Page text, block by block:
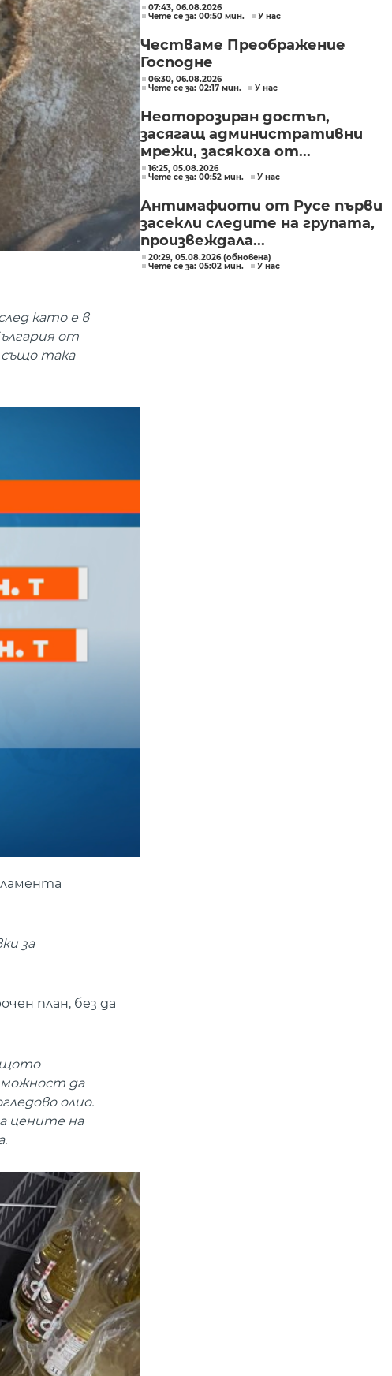
като е в
от
така
за
план, без да
да
олио.
цените на
07:43, 06.08.2026
Чете се за: 00:50 мин.
У нас
Честваме Преображение
Господне
06:30, 06.08.2026
Чете се за: 02:17 мин.
У нас
Неоторозиран достъп,
засягащ административни
мрежи, засякоха от...
16:25, 05.08.2026
Чете се за: 00:52 мин.
У нас
Антимафиоти от Русе първи
засекли следите на групата,
произвеждала...
20:29, 05.08.2026 (обновена)
Чете се за: 05:02 мин.
У нас